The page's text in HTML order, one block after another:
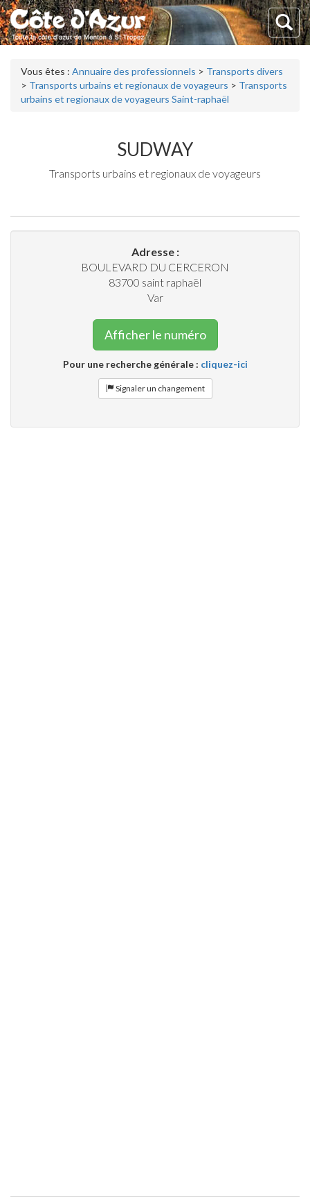
Vous êtes : Annuaire des professionnels > Transports divers
> Transports urbains et regionaux de voyageurs > Transports
urbains et regionaux de voyageurs Saint-raphaël
SUDWAY
Transports urbains et regionaux de voyageurs
Adresse :
BOULEVARD DU CERCERON
83700 saint raphaël
Var
Afficher le numéro
Pour une recherche générale : cliquez-ici
Signaler un changement